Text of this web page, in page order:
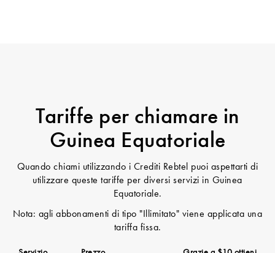
Tariffe per chiamare in
Guinea Equatoriale
Quando chiami utilizzando i Crediti Rebtel puoi aspettarti di
utilizzare queste tariffe per diversi servizi in Guinea
Equatoriale.
Nota: agli abbonamenti di tipo "Illimitato" viene applicata una
tariffa fissa.